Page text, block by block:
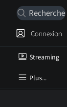
Streaming
Plus...
Connexion